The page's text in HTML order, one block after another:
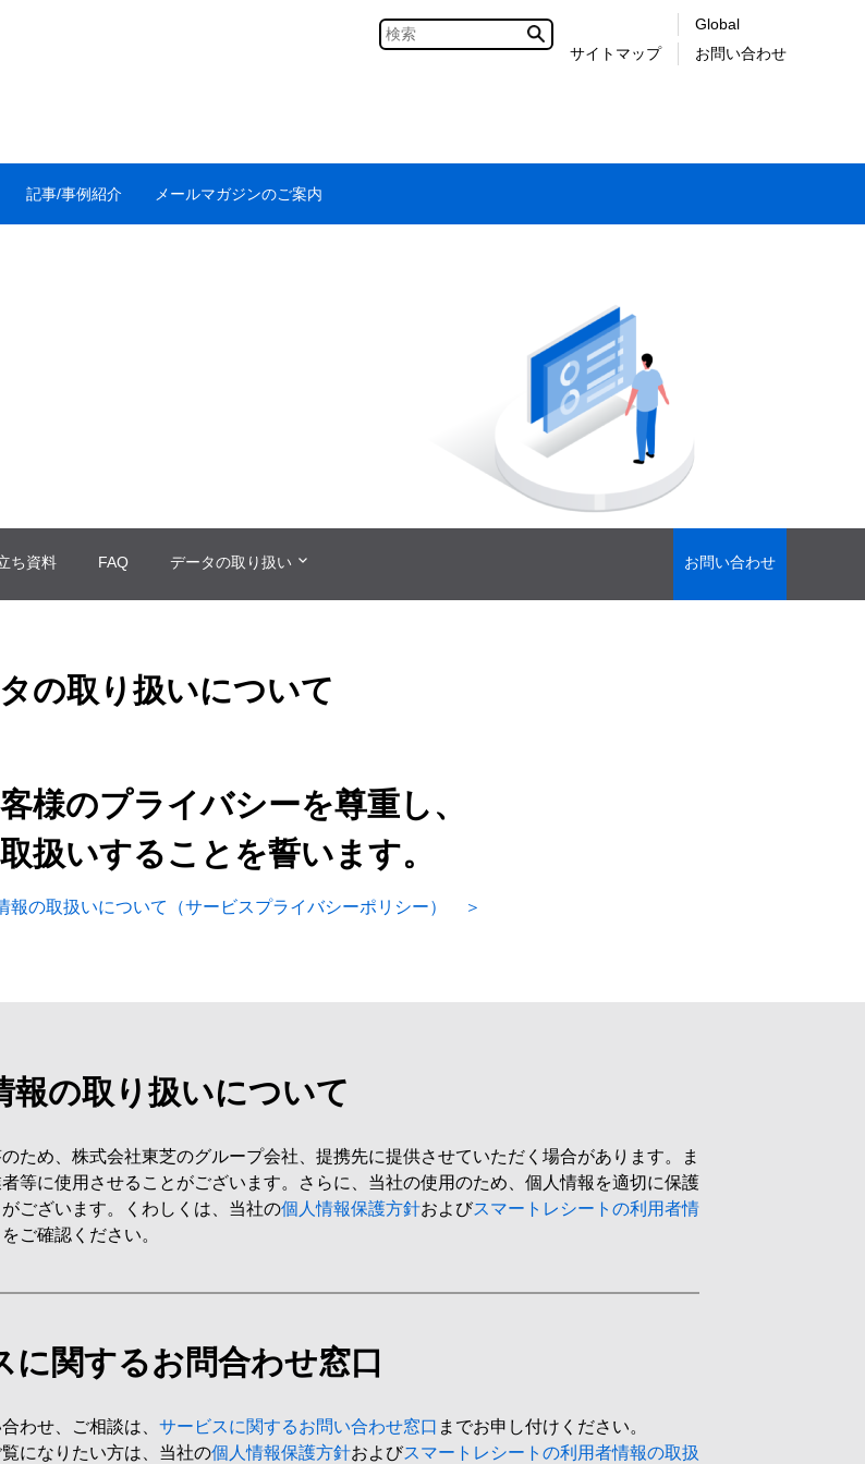
サイトマップ
Global
お問い合わせ
記事/事例紹介 メールマガジンのご案内
ち資料 FAQ データの取り扱い お問い合わせ
の取り扱いについて
様のプライバシーを尊重し、
扱いすることを誓います。
報の取扱いについて（サービスプライバシーポリシー） ＞
報の取り扱いについて
ため、株式会社東芝のグループ会社、提携先に提供させていただく場合があります。ま
等に使用させることがございます。さらに、当社の使用のため、個人情報を適切に保護
ございます。くわしくは、当社の個人情報保護方針およびスマートレシートの利用者情
をご確認ください。
に関するお問合わせ窓口
わせ、ご相談は、 サービスに関するお問い合わせ窓口 までお申し付けください。
になりたい方は、当社の個人情報保護方針およびスマートレシートの利用者情報の取扱